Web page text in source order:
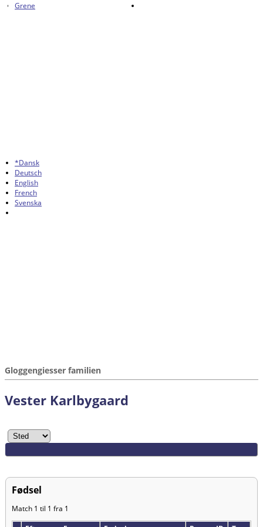
Grene
*Dansk
Deutsch
English
French
Svenska
Gloggengiesser familien
Vester Karlbygaard
Fødsel
Match 1 til 1 fra 1